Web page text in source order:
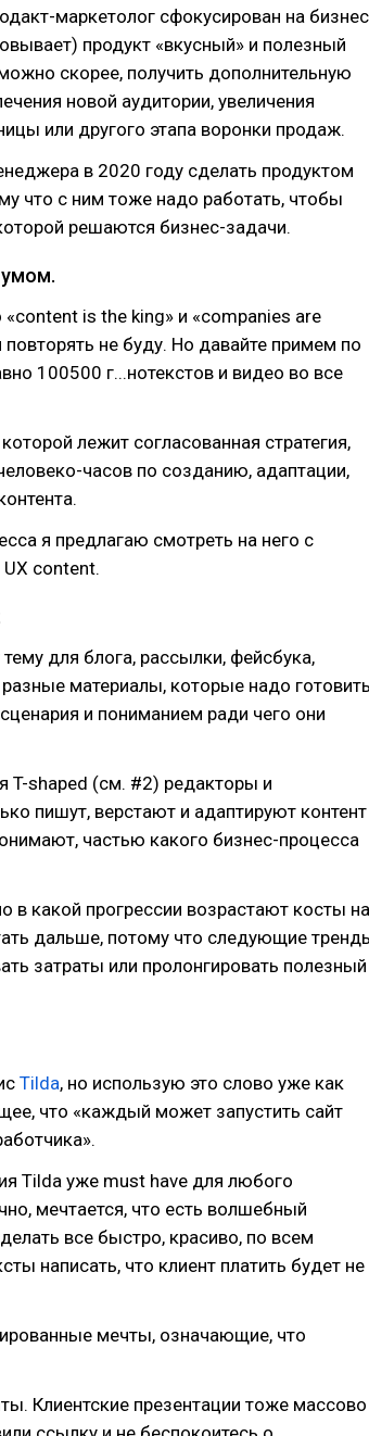
маркетолог сфокусирован на
продукт «вкусный» и полезный
скорее, получить дополнительную
новой аудитории, увеличения
или другого этапа воронки продаж.
в 2020 году сделать продуктом
что с ним тоже надо работать, чтобы
решаются бизнес-задачи.
умом.
is the king» и «companies are
не буду. Но давайте примем по
100500 г...нотекстов и видео во все
лежит согласованная стратегия,
часов по созданию, адаптации,
я предлагаю смотреть на него с
content.
для блога, рассылки, фейсбука,
материалы, которые надо
и пониманием ради чего они
T-shaped (см. #2) редакторы и
пишут, верстают и адаптируют контент
частью какого бизнес-процесса
в какой прогрессии возрастают косты на
дальше, потому что следующие
затраты или пролонгировать полезный
Tilda, но использую это слово уже как
что «каждый может запустить сайт
Tilda уже must have для любого
мечтается, что есть волшебный
все быстро, красиво, по всем
написать, что клиент платить будет не
мечты, означающие, что
Клиентские презентации тоже массово